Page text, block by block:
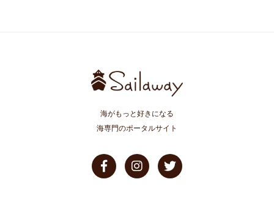
海がもっと好きになる
海専門のポータルサイト